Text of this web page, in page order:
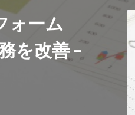
ォーム
を改善 –